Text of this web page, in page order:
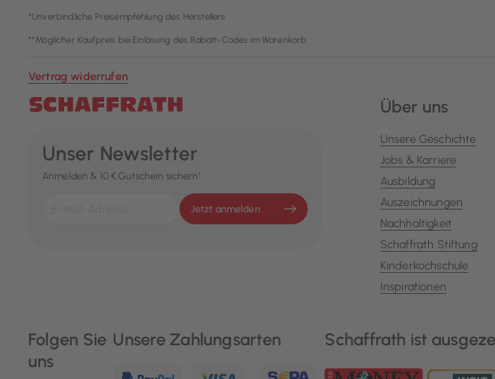
*Unverbindliche Preisempfehlung des Herstellers
**Möglicher Kaufpreis bei Einlösung des Rabatt-Codes im Warenkorb
Vertrag widerrufen
Unser Newsletter
Anmelden & 10 € Gutschein sichern¹
Jetzt anmelden
Über uns
Unsere Geschichte
Jobs & Karriere
Ausbildung
Auszeichnungen
Nachhaltigkeit
Schaffrath Stiftung
Kinderkochschule
Inspirationen
Folgen Sie
uns
Unsere Zahlungsarten Schaffrath ist